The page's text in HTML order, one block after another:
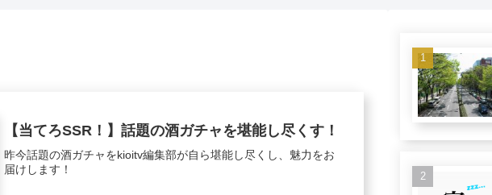
【当てろSSR！】話題の酒ガチャを堪能し尽くす！
昨今話題の酒ガチャをkioitv編集部が自ら堪能し尽くし、魅力をお
届けします！